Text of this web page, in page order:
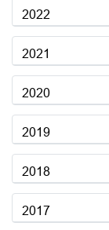
2022
2021
2020
2019
2018
2017